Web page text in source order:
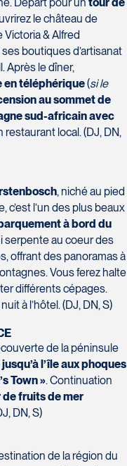
le château de
& Alfred
boutiques d’artisanat
Après le dîner,
en téléphérique(si le
au sommet de
sud-africainavec
restaurant local. (DJ, DN,
, niché au pied
c’est l’un des plus beaux
à bord du
serpente au coeur des
offrant des panoramas à
Vous ferez halte
différents cépages.
à l’hôtel. (DJ, DN, S)
de la péninsule
l’île aux phoques
Town ». Continuation
de fruits de mer
DN, S)
de la région du
SOUMETTRE